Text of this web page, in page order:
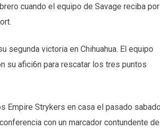
cuando el equipo de Savage reciba por
segunda victoria en Chihuahua. El equipo
su afici6n para rescatar los tres puntos
Empire Strykers en casa el pasado
con un marcador contundente de